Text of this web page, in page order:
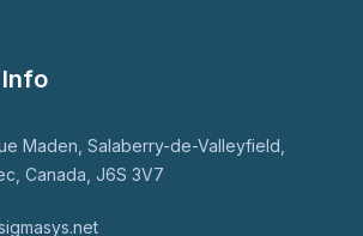
Maden, Salaberry-de-Valleyfield,
Canada, J6S 3V7